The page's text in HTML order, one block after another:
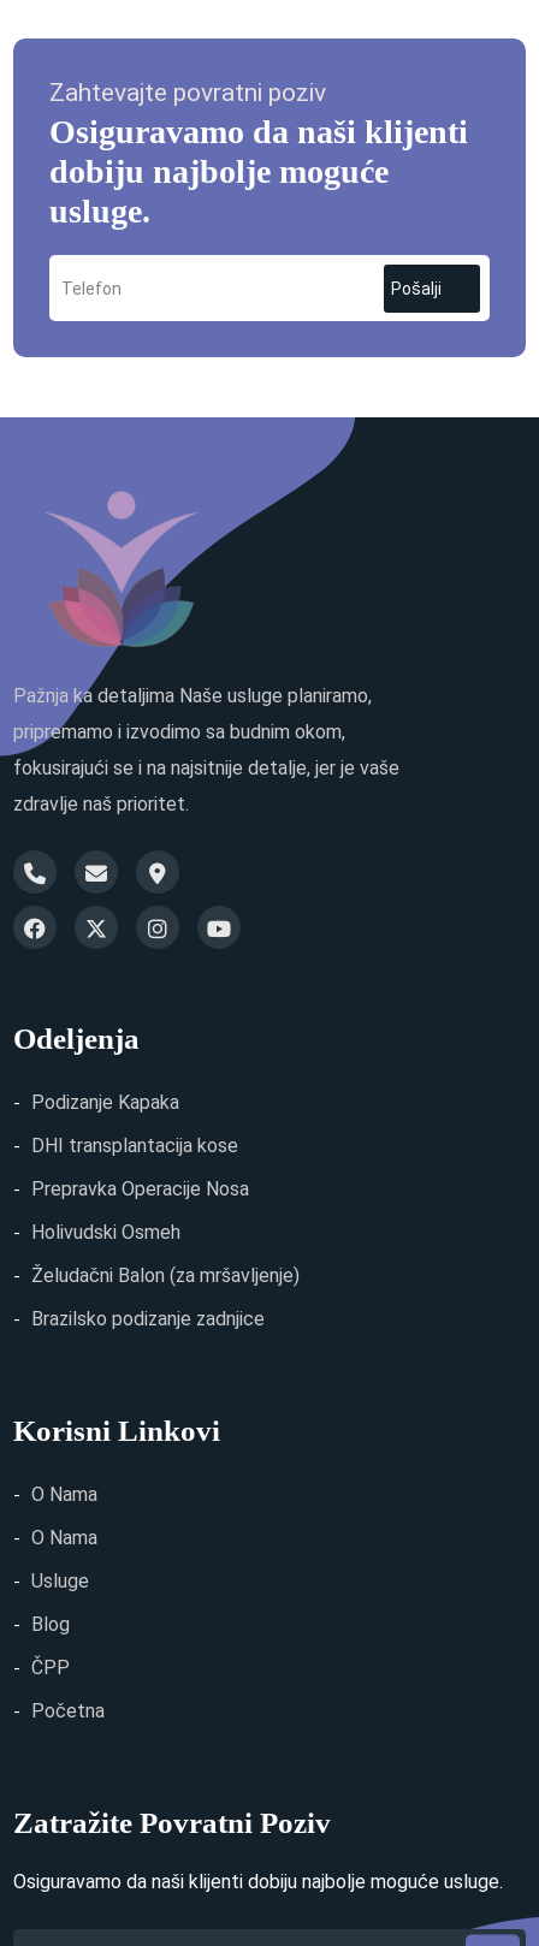
Zahtevajte povratni poziv
Osiguravamo da naši klijenti
dobiju najbolje moguće
usluge.
Pošalji
Pažnja ka detaljima Naše usluge planiramo,
pripremamo i izvodimo sa budnim okom,
fokusirajući se i na najsitnije detalje, jer je vaše
zdravlje naš prioritet.
Odeljenja
Podizanje Kapaka
DHI transplantacija kose
Prepravka Operacije Nosa
Holivudski Osmeh
Želudačni Balon (za mršavljenje)
Brazilsko podizanje zadnjice
Korisni Linkovi
O Nama
O Nama
Usluge
Blog
ČPP
Početna
Zatražite Povratni Poziv
Osiguravamo da naši klijenti dobiju najbolje moguće usluge.